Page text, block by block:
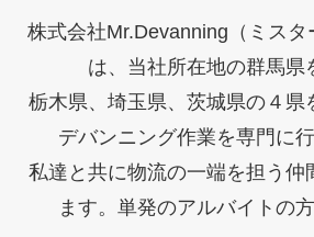
株式会社Mr.Devanning（ミスタ
は、当社所在地の群馬県
栃木県、埼玉県、茨城県の４県
デバンニング作業を専門に
私達と共に物流の一端を担う仲
ます。単発のアルバイトの